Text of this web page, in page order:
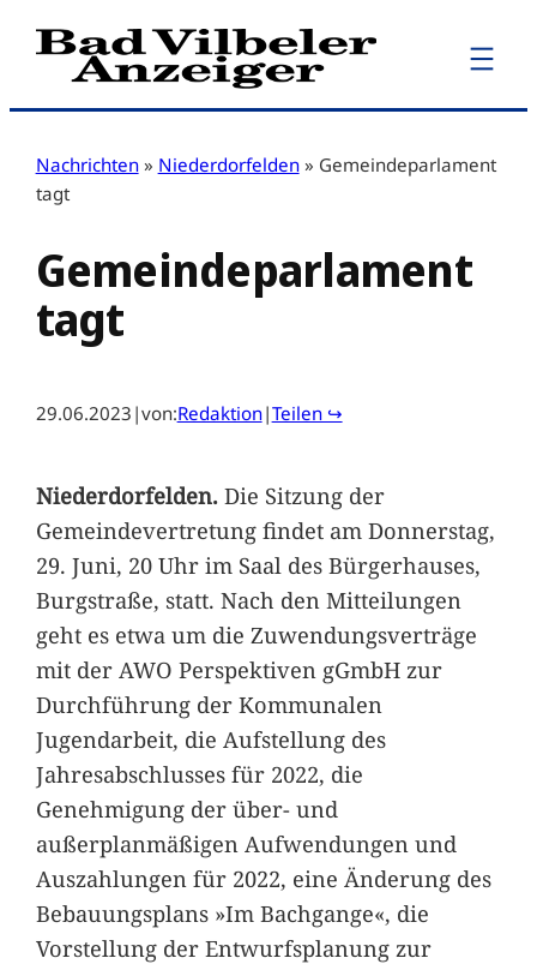
Zum
Inhalt
Nachrichten » Niederdorfelden » Gemeindeparlament
tagt
Gemeindeparlament
tagt
29.06.2023 |von:Redaktion|Teilen ↪
Niederdorfelden.Die Sitzung der
Gemeindevertretung findet am Donnerstag,
29. Juni, 20 Uhr im Saal des Bürgerhauses,
Burgstraße, statt. Nach den Mitteilungen
geht es etwa um die Zuwendungsverträge
mit der AWO Perspektiven gGmbH zur
Durchführung der Kommunalen
Jugendarbeit, die Aufstellung des
Jahresabschlusses für 2022, die
Genehmigung der über- und
außerplanmäßigen Aufwendungen und
Auszahlungen für 2022, eine Änderung des
Bebauungsplans »Im Bachgange«, die
Vorstellung der Entwurfsplanung zur